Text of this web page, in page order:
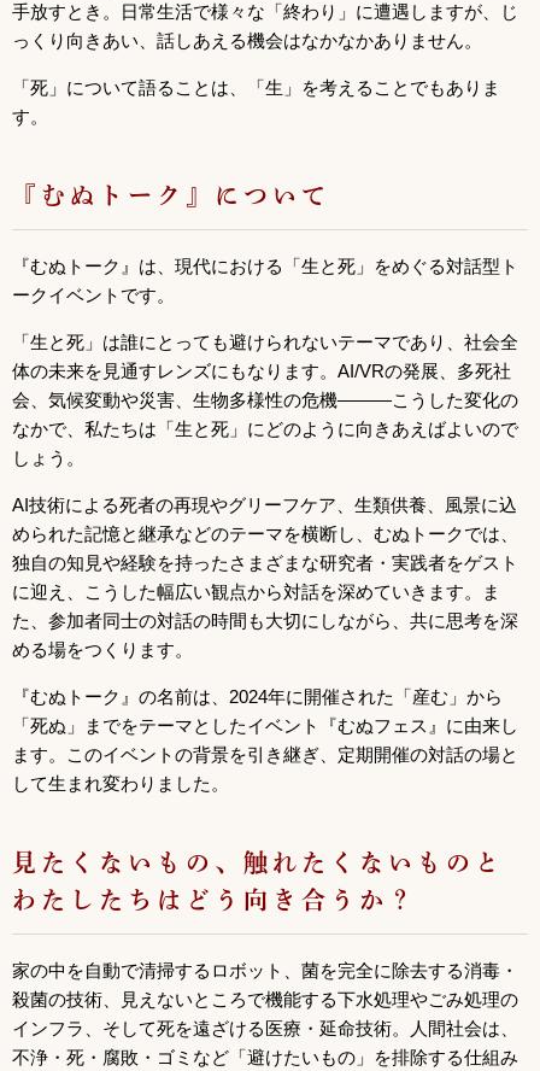
手放すとき。日常生活で様々な「終わり」に遭遇しますが、じ
っくり向きあい、話しあえる機会はなかなかありません。
「死」について語ることは、「生」を考えることでもありま
す。
『むぬトーク』について
『むぬトーク』は、現代における「生と死」をめぐる対話型ト
ークイベントです。
「生と死」は誰にとっても避けられないテーマであり、社会全
体の未来を見通すレンズにもなります。AI/VRの発展、多死社
会、気候変動や災害、生物多様性の危機———こうした変化の
なかで、私たちは「生と死」にどのように向きあえばよいので
しょう。
AI技術による死者の再現やグリーフケア、生類供養、風景に込
められた記憶と継承などのテーマを横断し、むぬトークでは、
独自の知見や経験を持ったさまざまな研究者・実践者をゲスト
に迎え、こうした幅広い観点から対話を深めていきます。ま
た、参加者同士の対話の時間も大切にしながら、共に思考を深
める場をつくります。
『むぬトーク』の名前は、2024年に開催された「産む」から
「死ぬ」までをテーマとしたイベント『むぬフェス』に由来し
ます。このイベントの背景を引き継ぎ、定期開催の対話の場と
して生まれ変わりました。
見たくないもの、触れたくないものと
わたしたちはどう向き合うか？
家の中を自動で清掃するロボット、菌を完全に除去する消毒・
殺菌の技術、見えないところで機能する下水処理やごみ処理の
インフラ、そして死を遠ざける医療・延命技術。人間社会は、
不浄・死・腐敗・ゴミなど「避けたいもの」を排除する仕組み